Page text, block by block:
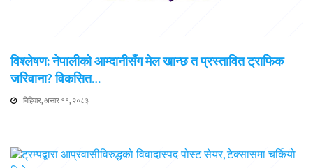
विश्लेषण: नेपालीको आम्दानीसँग मेल खान्छ त प्रस्तावित ट्राफिक
जरिवाना? विकसित…
बिहिवार, असार ११, २०८३